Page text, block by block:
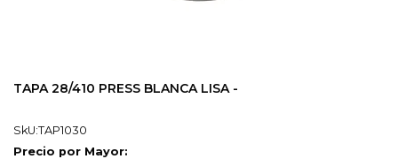
TAPA 28/410 PRESS BLANCA LISA -
SkU:TAP1030
Precio por Mayor: